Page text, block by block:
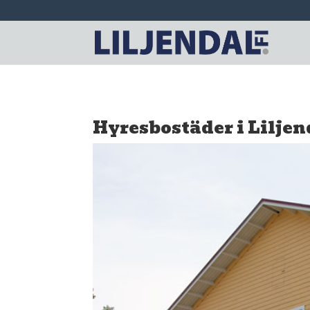
Hyresbostäder i